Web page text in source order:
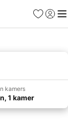
Favorieten
kamers
1 kamer